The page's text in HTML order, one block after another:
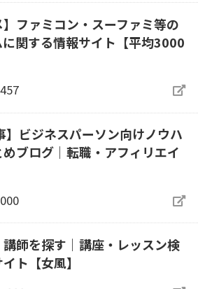
】ファミコン・スーファミ等の
関する情報サイト【平均3000
】ビジネスパーソン向けノウハ
ブログ｜転職・アフィリエイ
師を探す｜講座・レッスン検
ト【女風】